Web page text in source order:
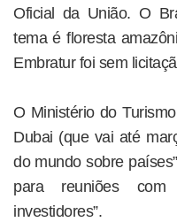
Oficial da União. O
tema é floresta
Embratur foi sem
O Ministério do
Dubai (que vai até
do mundo sobre
para reuniões com
investidores”.